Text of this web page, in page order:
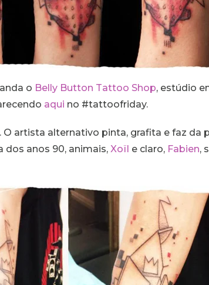
o Belly Button Tattoo Shop, estúdio
aqui no #tattoofriday.
. O artista alternativo pinta, grafita e faz da
dos anos 90, animais, Xoïl e claro, Fabien,